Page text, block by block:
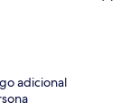
adicional